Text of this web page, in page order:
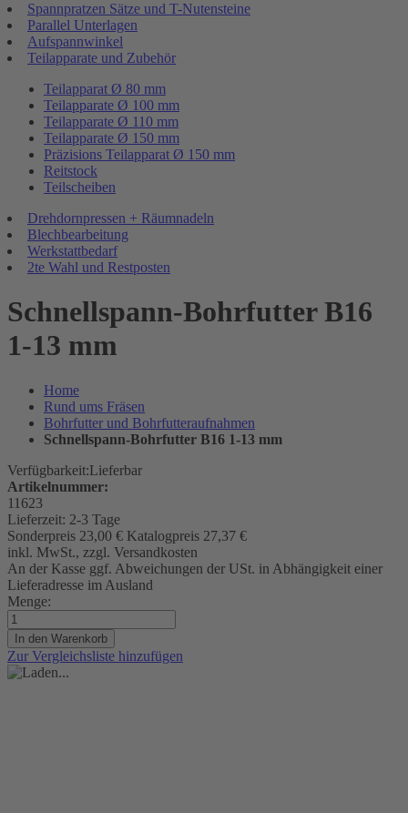
Spannpratzen Sätze und T-Nutensteine
Parallel Unterlagen
Aufspannwinkel
Teilapparate und Zubehör
Teilapparat Ø 80 mm
Teilapparate Ø 100 mm
Teilapparate Ø 110 mm
Teilapparate Ø 150 mm
Präzisions Teilapparat Ø 150 mm
Reitstock
Teilscheiben
Drehdornpressen + Räumnadeln
Blechbearbeitung
Werkstattbedarf
2te Wahl und Restposten
Schnellspann-Bohrfutter B16
1-13 mm
Home
Rund ums Fräsen
Bohrfutter und Bohrfutteraufnahmen
Schnellspann-Bohrfutter B16 1-13 mm
Verfügbarkeit:Lieferbar
Artikelnummer:
11623
Lieferzeit: 2-3 Tage
Sonderpreis 23,00 € Katalogpreis 27,37 €
inkl. MwSt., zzgl. Versandkosten
An der Kasse ggf. Abweichungen der USt. in Abhängigkeit einer
Lieferadresse im Ausland
Menge:
In den Warenkorb
Zur Vergleichsliste hinzufügen